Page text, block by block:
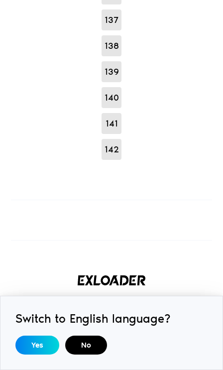
137
138
139
140
141
142
8 The Green, Suite A, Dover,
Delaware, 19901, United States
Switch to English language?
Yes No